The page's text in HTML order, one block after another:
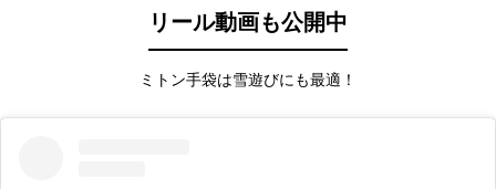
リール動画も公開中
ミトン手袋は雪遊びにも最適！